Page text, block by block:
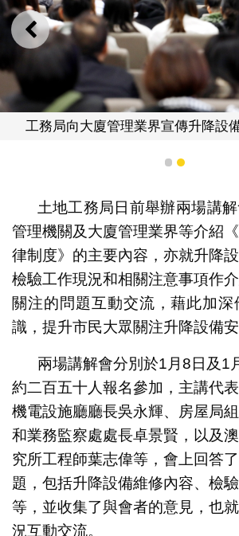
上一則
工務局向大廈管理業界宣傳升降設
1 2
土地工務局日前舉辦兩場講
管理機關及大廈管理業界等介紹
律制度》的主要內容，亦就升降
檢驗工作現況和相關注意事項作
關注的問題互動交流，藉此加
識，提升市民大眾關注升降設備安
兩場講解會分別於1月8日及1
約二百五十人報名參加，主講代
機電設施廳廳長吳永輝、房屋局
和業務監察處處長卓景賢，以及
究所工程師葉志偉等，會上回答
題，包括升降設備維修內容、檢
等，並收集了與會者的意見，也
況互動交流。